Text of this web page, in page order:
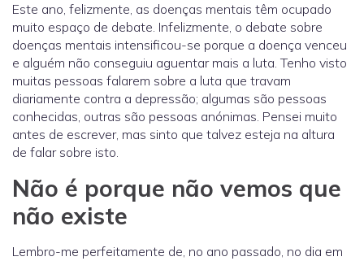
Este ano, felizmente, as doenças mentais têm ocupado
muito espaço de debate. Infelizmente, o debate sobre
doenças mentais intensificou-se porque a doença venceu
e alguém não conseguiu aguentar mais a luta. Tenho visto
muitas pessoas falarem sobre a luta que travam
diariamente contra a depressão; algumas são pessoas
conhecidas, outras são pessoas anónimas. Pensei muito
antes de escrever, mas sinto que talvez esteja na altura
de falar sobre isto.
Não é porque não vemos que
não existe
Lembro-me perfeitamente de, no ano passado, no dia em